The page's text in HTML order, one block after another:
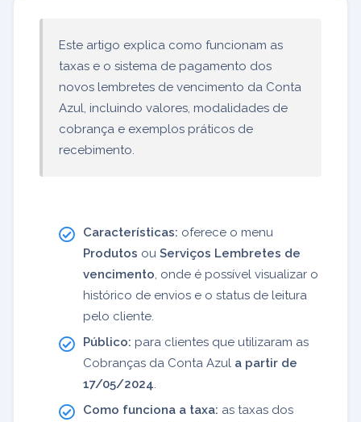
Este artigo explica como funcionam as
taxas e o sistema de pagamento dos
novos lembretes de vencimento da Conta
Azul, incluindo valores, modalidades de
cobrança e exemplos práticos de
recebimento.
Características: oferece o menu
Produtos ou Serviços Lembretes de
vencimento , onde é possível visualizar o
histórico de envios e o status de leitura
pelo cliente.
Público: para clientes que utilizaram as
Cobranças da Conta Azul a partir de
17/05/2024
Como funciona a taxa: as taxas dos